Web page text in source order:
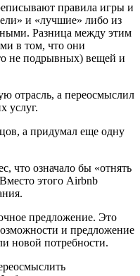
правила игры и
и «лучшие» либо из
Разница между этим
в том, что они
не подрывных) вещей и
отрасль, а переосмыслил
услуг.
а придумал еще одну
что означало бы «отнять
этого Airbnb
предложение. Это
и предложение
новой потребности.